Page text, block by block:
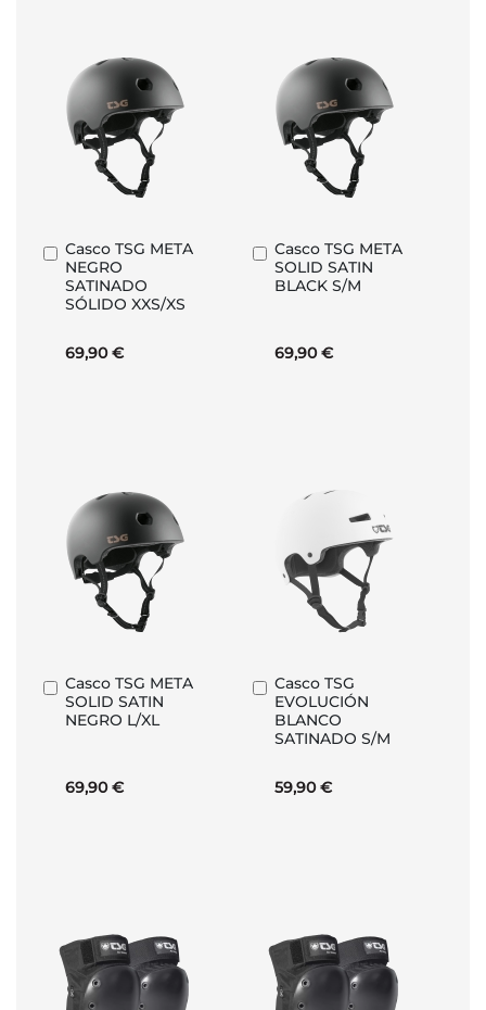
Casco TSG META
NEGRO
SATINADO
SÓLIDO XXS/XS
69,90 €
Añadir
al
carrito
Casco TSG META
SOLID SATIN
BLACK S/M
69,90 €
Añadir
al
carrito
Casco TSG META
SOLID SATIN
NEGRO L/XL
69,90 €
Añadir
al
carrito
Casco TSG
EVOLUCIÓN
BLANCO
SATINADO S/M
59,90 €
Añadir
al
carrito